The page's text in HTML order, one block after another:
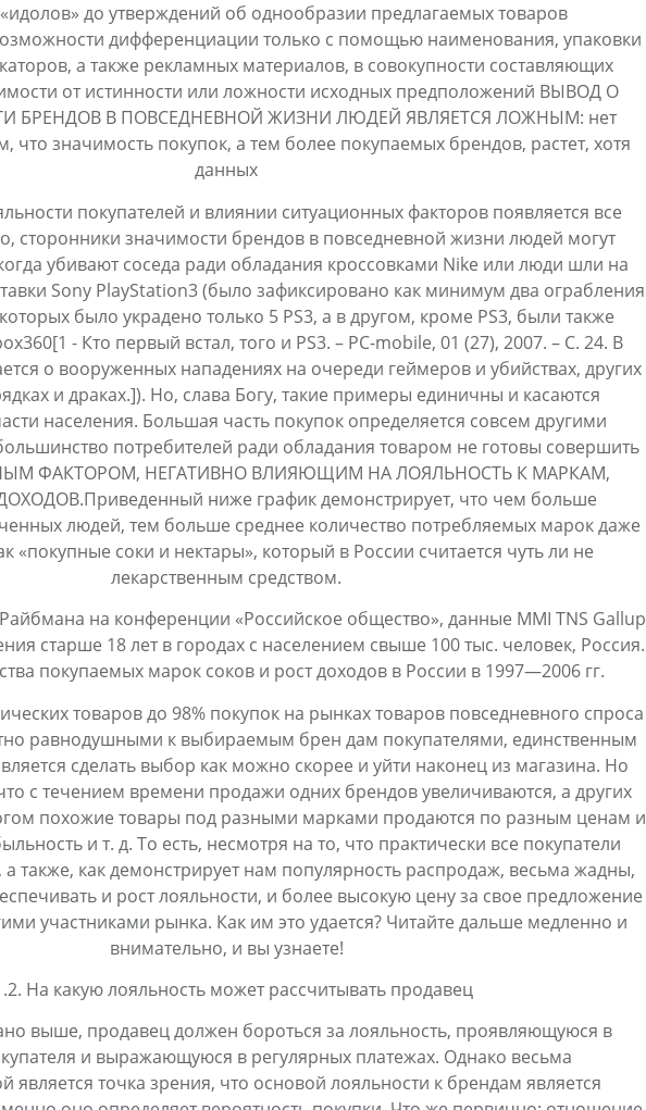
до утверждений об однообразии предлагаемых товаров
дифференциации только с помощью наименования, упаковки
а также рекламных материалов, в совокупности составляющих
от истинности или ложности исходных предположений ВЫВОД О
БРЕНДОВ В ПОВСЕДНЕВНОЙ ЖИЗНИ ЛЮДЕЙ ЯВЛЯЕТСЯ ЛОЖНЫМ: нет
что значимость покупок, а тем более покупаемых брендов, растет, хотя
данных
покупателей и влиянии ситуационных факторов появляется все
сторонники значимости брендов в повседневной жизни людей могут
убивают соседа ради обладания кроссовками Nike или люди шли на
Sony PlayStation3 (было зафиксировано как минимум два ограбления
было украдено только 5 PS3, а в другом, кроме PS3, были также
- Кто первый встал, того и PS3. – PC-mobile, 01 (27), 2007. – C. 24. В
о вооруженных нападениях на очереди геймеров и убийствах, других
и драках.]). Но, слава Богу, такие примеры единичны и касаются
населения. Большая часть покупок определяется совсем другими
потребителей ради обладания товаром не готовы совершить
ФАКТОРОМ, НЕГАТИВНО ВЛИЯЮЩИМ НА ЛОЯЛЬНОСТЬ К МАРКАМ,
ниже график демонстрирует, что чем больше
людей, тем больше среднее количество потребляемых марок даже
«покупные соки и нектары», который в России считается чуть ли не
лекарственным средством.
Райбмана на конференции «Российское общество», данные MMI TNS Gallup
старше 18 лет в городах с населением свыше 100 тыс. человек, Россия.
покупаемых марок соков и рост доходов в России в 1997—2006 гг.
товаров до 98% покупок на рынках товаров повседневного спроса
равнодушными к выбираемым брен дам покупателями, единственным
сделать выбор как можно скорее и уйти наконец из магазина. Но
с течением времени продажи одних брендов увеличиваются, а других
похожие товары под разными марками продаются по разным ценам и
и т. д. То есть, несмотря на то, что практически все покупатели
также, как демонстрирует нам популярность распродаж, весьма жадны,
и рост лояльности, и более высокую цену за свое предложение
участниками рынка. Как им это удается? Читайте дальше медленно и
внимательно, и вы узнаете!
На какую лояльность может рассчитывать продавец
выше, продавец должен бороться за лояльность, проявляющуюся в
и выражающуюся в регулярных платежах. Однако весьма
является точка зрения, что основой лояльности к брендам является